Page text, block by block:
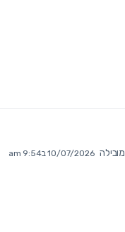
מובילה 10/07/2026 ב9:54 am